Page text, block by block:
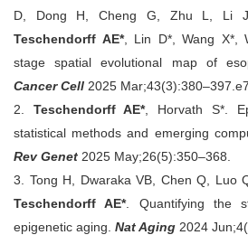
D, Dong H, Cheng G, Zhu L, Li
Teschendorff AE*, Lin D*, Wang X*,
stage spatial evolutional map of
Cancer Cell 2025 Mar;43(3):380–397.e7.
2. Teschendorff AE*, Horvath S*.
statistical methods and emerging
Rev Genet 2025 May;26(5):350–368.
3. Tong H, Dwaraka VB, Chen Q, Luo
Teschendorff AE*. Quantifying the
epigenetic aging. Nat Aging 2024